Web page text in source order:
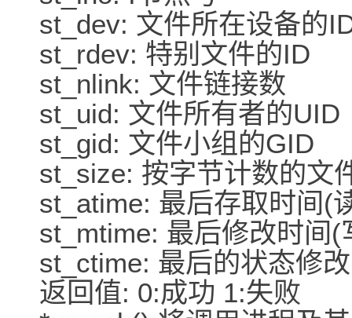
st_dev: 文件所在设备的
st_rdev: 特别文件的ID
st_nlink: 文件链接数
st_uid: 文件所有者的UID
st_gid: 文件小组的GID
st_size: 按字节计数的文
st_atime: 最后存取时间(
st_mtime: 最后修改时间
st_ctime: 最后的状态修
返回值: 0:成功 1:失败